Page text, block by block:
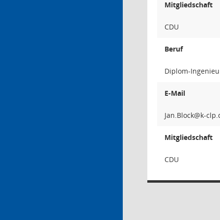
Mitgliedschaft
CDU
Beruf
Diplom-
E-Mail
kcolB
Mitgliedschaft
CDU